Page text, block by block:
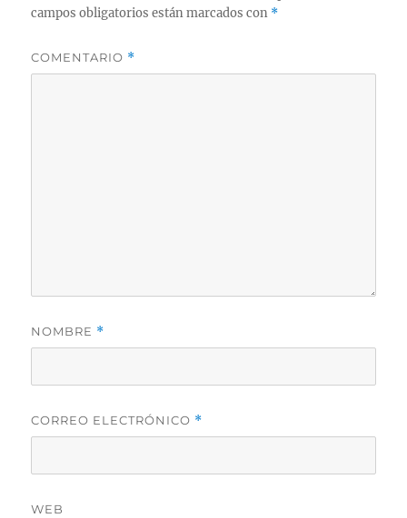
campos obligatorios están marcados con *
COMENTARIO *
NOMBRE *
CORREO ELECTRÓNICO *
WEB